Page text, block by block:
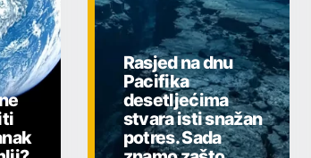
Rasjed na dnu
Pacifika
desetljećima
stvara isti snažan
potres. Sada